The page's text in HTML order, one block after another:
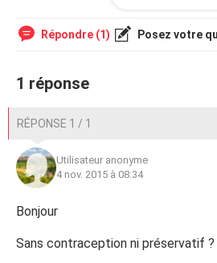
Répondre (1) Posez votre
1 réponse
RÉPONSE 1 / 1
Utilisateur anonyme
4 nov. 2015 à 08:34
Bonjour
Sans contraception ni préservatif ?